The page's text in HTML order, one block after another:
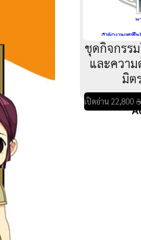
ชุดกิจกรร
และควา
มิต
เปิดอ่าน 22,800